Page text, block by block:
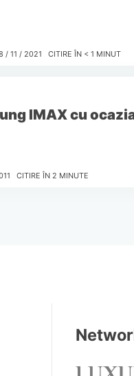
/ 11 / 2021 CITIRE ÎN < 1 MINUT
IMAX cu
CITIRE ÎN 2 MINUTE